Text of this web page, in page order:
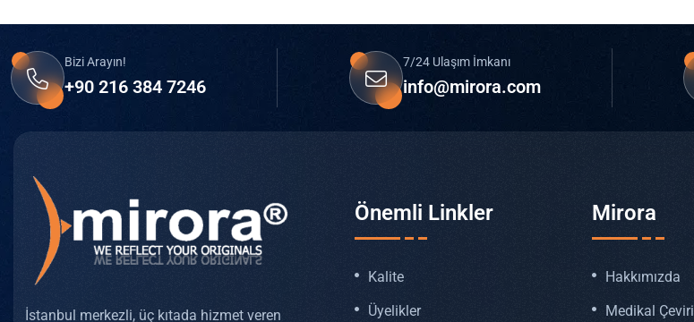
Bizi Arayın!
+90 216 384 7246
7/24 Ulaşım İmkanı
info@mirora.com
İstanbul merkezli, üç kıtada hizmet veren
Önemli Linkler
Kalite
Üyelikler
Mirora
Hakkımızda
Medikal Çeviri